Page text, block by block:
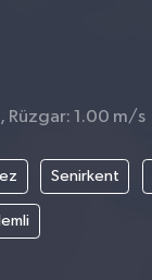
Rüzgar: 1.00 m/s
Senirkent